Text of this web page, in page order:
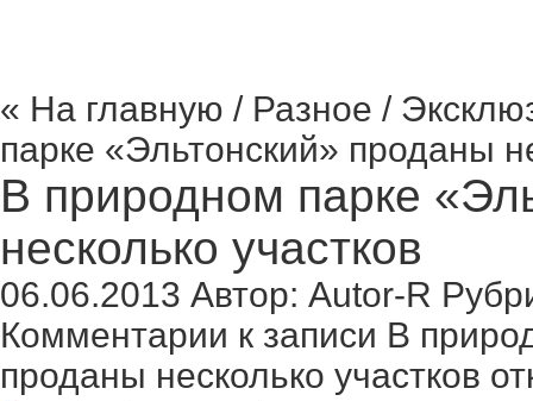
« На главную / Разное /
парке «Эльтонский» проданы
В природном парке
несколько участков
06.06.2013 Автор: Autor-R
Комментарии к записи В
проданы несколько участков